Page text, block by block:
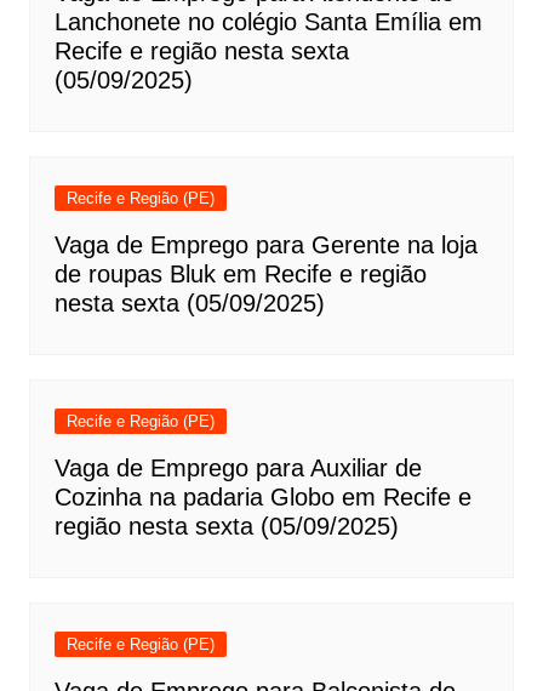
Lanchonete no colégio Santa Emília em
Recife e região nesta sexta
(05/09/2025)
Recife e Região (PE)
Vaga de Emprego para Gerente na loja
de roupas Bluk em Recife e região
nesta sexta (05/09/2025)
Recife e Região (PE)
Vaga de Emprego para Auxiliar de
Cozinha na padaria Globo em Recife e
região nesta sexta (05/09/2025)
Recife e Região (PE)